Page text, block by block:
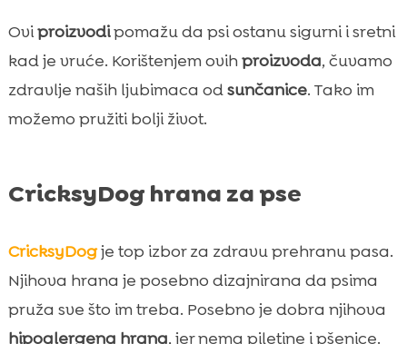
Oviproizvodipomažu da psi ostanu sigurni i sretni
kad je vruće. Korištenjem ovihproizvoda, čuvamo
zdravlje naših ljubimaca odsunčanice. Tako im
možemo pružiti bolji život.
CricksyDog hrana za pse
CricksyDogje top izbor za zdravu prehranu pasa.
Njihova hrana je posebno dizajnirana da psima
pruža sve što im treba. Posebno je dobra njihova
hipoalergena hrana, jer nema piletine i pšenice.